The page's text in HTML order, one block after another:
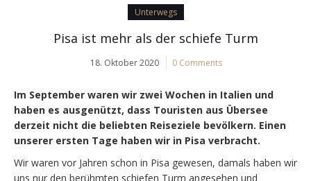
Unterwegs
Pisa ist mehr als der schiefe Turm
18. Oktober 2020 0 Comments
Im September waren wir zwei Wochen in Italien und
haben es ausgenützt, dass Touristen aus Übersee
derzeit nicht die beliebten Reiseziele bevölkern. Einen
unserer ersten Tage haben wir in Pisa verbracht.
Wir waren vor Jahren schon in Pisa gewesen, damals haben wir
uns nur den berühmten schiefen Turm angesehen und